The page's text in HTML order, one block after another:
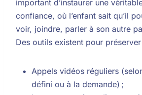
important d’instaurer une
confiance, où l’enfant sait qu’il
voir, joindre, parler à son autre
Des outils existent pour
Appels vidéos réguliers
défini ou à la demande) ;